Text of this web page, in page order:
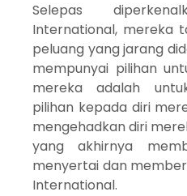
Selepas
International, mereka
peluang yang jarang
mempunyai pilihan
mereka adalah
pilihan kepada diri
mengehadkan diri
yang akhirnya
menyertai dan
International.